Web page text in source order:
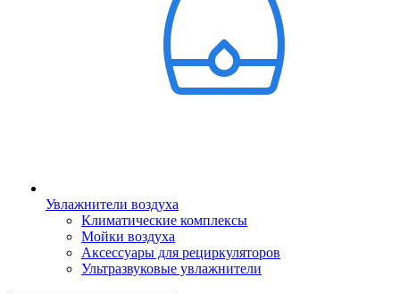
Увлажнители воздуха
Климатические комплексы
Мойки воздуха
Аксессуары для рециркуляторов
Ультразвуковые увлажнители